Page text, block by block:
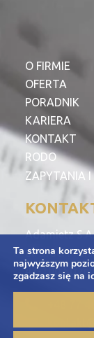
O FIRMIE
OFERTA
PORADNIK
KARIERA
KONTAKT
RODO
ZAPYTANIA I
Adamietz S.A.
ul. Braci
47-100
+48 77
Ta strona
najwyższym
zgadzasz się na